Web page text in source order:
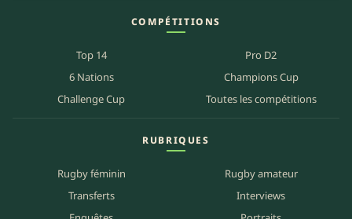
COMPÉTITIONS
Top 14
Pro D2
6 Nations
Champions Cup
Challenge Cup
Toutes les compétitions
RUBRIQUES
Rugby féminin
Rugby amateur
Transferts
Interviews